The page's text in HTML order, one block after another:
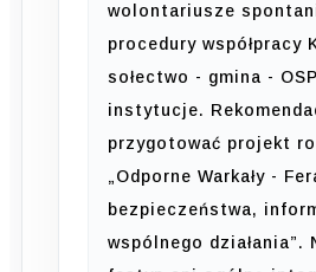
wolontariusze
procedury współpracy
sołectwo - gmina -
instytucje.
przygotować projekt
„Odporne Warkały -
bezpieczeństwa,
wspólnego działania”.